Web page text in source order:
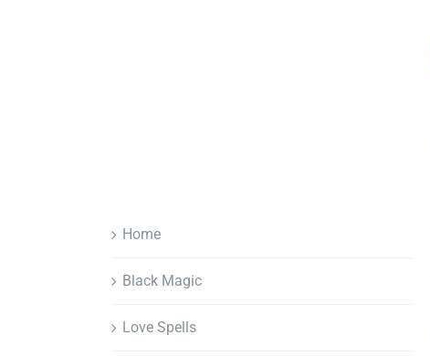
Home
Black Magic
Love Spells